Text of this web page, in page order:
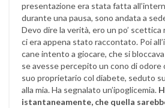
presentazione era stata fatta
durante una pausa, sono andata a
Devo dire la verità, ero un po’
ci era appena stato raccontato. Poi
cane intento a giocare, che si
se avesse percepito un cono di odore
suo proprietario col diabete, seduto
alla mia. Ha segnalato un’ipoglicemia.
istantaneamente, che quella